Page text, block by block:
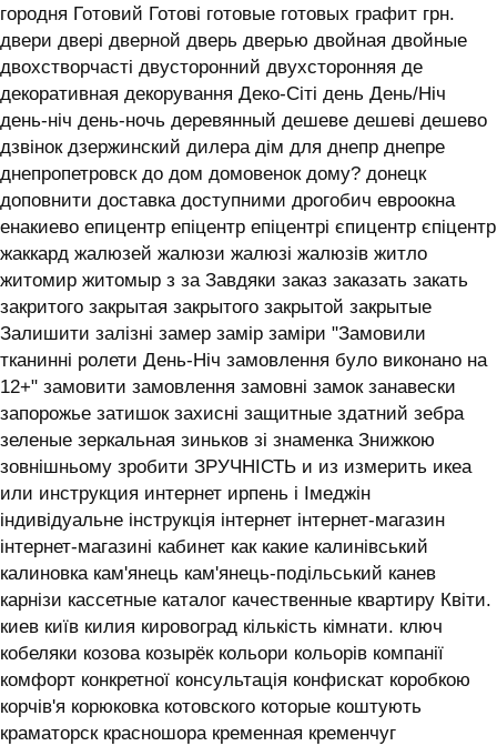
городня Готовий Готові готовые готовых графит грн.
двери двері дверной дверь дверью двойная двойные
двохстворчасті двусторонний двухсторонняя де
декоративная декорування Деко-Сіті день День/Ніч
день-ніч день-ночь деревянный дешеве дешеві дешево
дзвінок дзержинский дилера дім для днепр днепре
днепропетровск до дом домовенок дому? донецк
доповнити доставка доступними дрогобич евроокна
енакиево епицентр епіцентр епіцентрі єпицентр єпіцентр
жаккард жалюзей жалюзи жалюзі жалюзів житло
житомир житомыр з за Завдяки заказ заказать закать
закритого закрытая закрытого закрытой закрытые
Залишити залізні замер замір заміри "Замовили
тканинні ролети День-Ніч замовлення було виконано на
12+" замовити замовлення замовні замок занавески
запорожье затишок захисні защитные здатний зебра
зеленые зеркальная зиньков зі знаменка Знижкою
зовнішньому зробити ЗРУЧНІСТЬ и из измерить икеа
или инструкция интернет ирпень і ‎Імеджін
індивідуальне інструкція інтернет інтернет-магазин
інтернет-магазині кабинет как какие калинівський
калиновка кам'янець кам'янець-подільський канев
карнізи кассетные каталог качественные квартиру Квіти.
киев київ килия кировоград кількість кімнати. ключ
кобеляки козова козырёк кольори кольорів компанії
комфорт конкретної консультація конфискат коробкою
корчів'я корюковка котовского которые коштують
краматорск красношора кременная кременчуг